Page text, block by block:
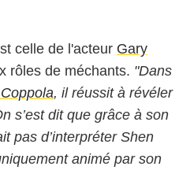
celle de l'acteur Gary
rôles de méchants. "Dans
, il réussit à révéler
s’est dit que grâce à son
pas d’interpréter Shen
animé par son